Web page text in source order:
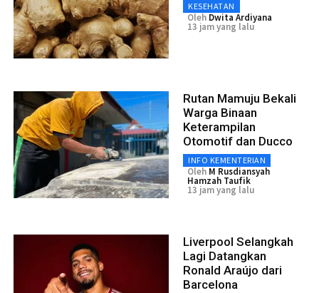
KESEHATAN
Oleh Dwita Ardiyana
13 jam yang lalu
Rutan Mamuju Bekali
Warga Binaan
Keterampilan
Otomotif dan Ducco
INFO KEMENTERIAN
Oleh M Rusdiansyah
Hamzah Taufik
13 jam yang lalu
Liverpool Selangkah
Lagi Datangkan
Ronald Araújo dari
Barcelona